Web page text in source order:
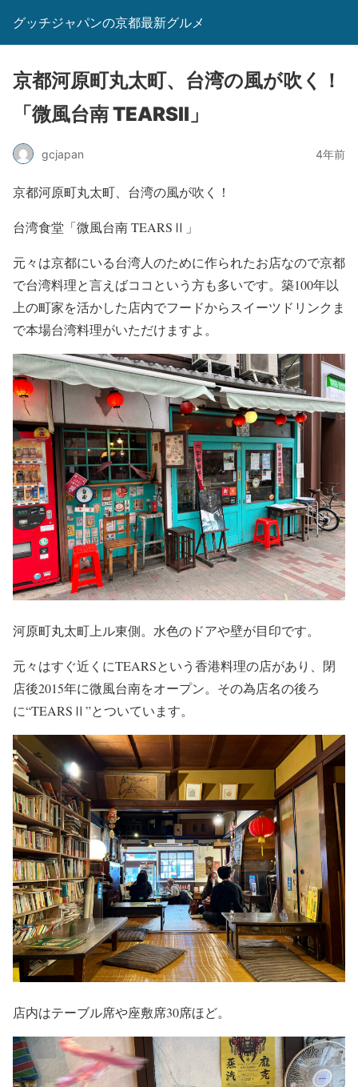
グッチジャパンの京都最新グルメ
京都河原町丸太町、台湾の風が吹く！
「微風台南 TEARSⅡ」
gcjapan 4年前
京都河原町丸太町、台湾の風が吹く！
台湾食堂「微風台南 TEARSⅡ」
元々は京都にいる台湾人のために作られたお店なので京都
で台湾料理と言えばココという方も多いです。築100年以
上の町家を活かした店内でフードからスイーツドリンクま
で本場台湾料理がいただけますよ。
河原町丸太町上ル東側。水色のドアや壁が目印です。
元々はすぐ近くにTEARSという香港料理の店があり、閉
店後2015年に微風台南をオープン。その為店名の後ろ
に“TEARSⅡ”とついています。
店内はテーブル席や座敷席30席ほど。